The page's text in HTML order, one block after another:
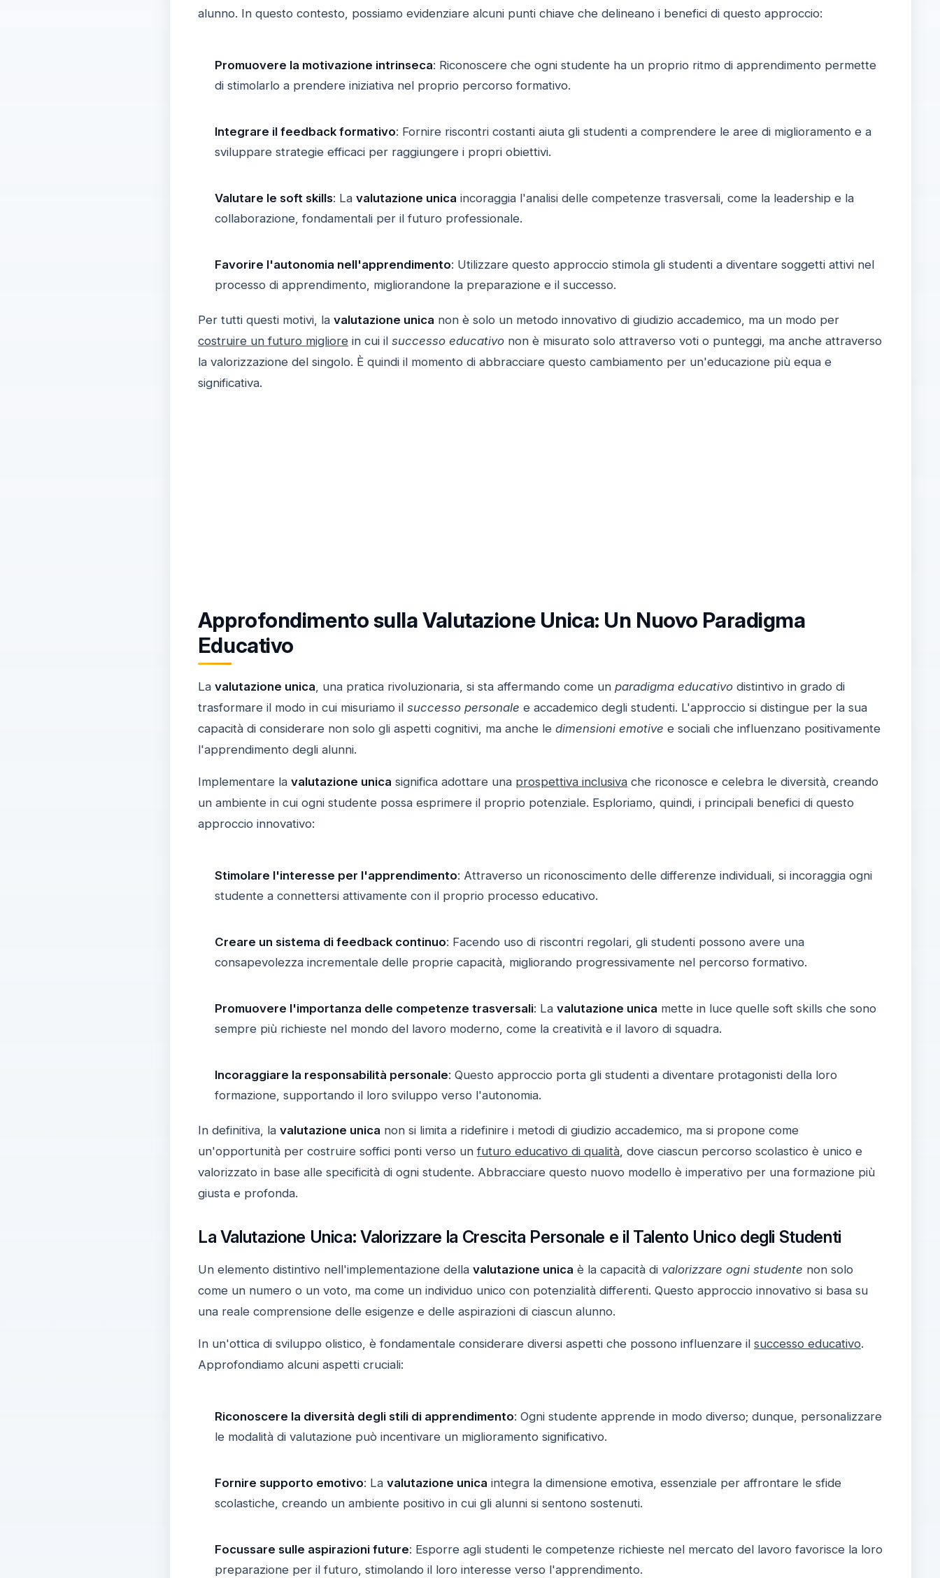
alunno. In questo contesto, possiamo evidenziare alcuni punti chiave che delineano i benefici di questo approccio:
Promuovere la motivazione intrinseca: Riconoscere che ogni studente ha un proprio ritmo di apprendimento permette
di stimolarlo a prendere iniziativa nel proprio percorso formativo.
Integrare il feedback formativo: Fornire riscontri costanti aiuta gli studenti a comprendere le aree di miglioramento e a
sviluppare strategie efficaci per raggiungere i propri obiettivi.
Valutare le soft skills: La valutazione unica incoraggia l'analisi delle competenze trasversali, come la leadership e la
collaborazione, fondamentali per il futuro professionale.
Favorire l'autonomia nell'apprendimento: Utilizzare questo approccio stimola gli studenti a diventare soggetti attivi nel
processo di apprendimento, migliorandone la preparazione e il successo.
Per tutti questi motivi, la valutazione unica non è solo un metodo innovativo di giudizio accademico, ma un modo per
costruire un futuro migliorein cui il successo educativonon è misurato solo attraverso voti o punteggi, ma anche attraverso
la valorizzazione del singolo. È quindi il momento di abbracciare questo cambiamento per un'educazione più equa e
significativa.
Approfondimento sulla Valutazione Unica: Un Nuovo Paradigma
Educativo
La valutazione unica , una pratica rivoluzionaria, si sta affermando come un paradigma educativodistintivo in grado di
trasformare il modo in cui misuriamo il successo personale e accademico degli studenti. L'approccio si distingue per la sua
capacità di considerare non solo gli aspetti cognitivi, ma anche le dimensioni emotive e sociali che influenzano positivamente
l'apprendimento degli alunni.
Implementare la valutazione unica significa adottare una prospettiva inclusivache riconosce e celebra le diversità, creando
un ambiente in cui ogni studente possa esprimere il proprio potenziale. Esploriamo, quindi, i principali benefici di questo
approccio innovativo:
Stimolare l'interesse per l'apprendimento: Attraverso un riconoscimento delle differenze individuali, si incoraggia ogni
studente a connettersi attivamente con il proprio processo educativo.
Creare un sistema di feedback continuo: Facendo uso di riscontri regolari, gli studenti possono avere una
consapevolezza incrementale delle proprie capacità, migliorando progressivamente nel percorso formativo.
Promuovere l'importanza delle competenze trasversali: La valutazione unica mette in luce quelle soft skills che sono
sempre più richieste nel mondo del lavoro moderno, come la creatività e il lavoro di squadra.
Incoraggiare la responsabilità personale: Questo approccio porta gli studenti a diventare protagonisti della loro
formazione, supportando il loro sviluppo verso l'autonomia.
In definitiva, la valutazione unica non si limita a ridefinire i metodi di giudizio accademico, ma si propone come
un'opportunità per costruire soffici ponti verso un futuro educativo di qualità, dove ciascun percorso scolastico è unico e
valorizzato in base alle specificità di ogni studente. Abbracciare questo nuovo modello è imperativo per una formazione più
giusta e profonda.
La Valutazione Unica: Valorizzare la Crescita Personale e il Talento Unico degli Studenti
Un elemento distintivo nell'implementazione della valutazione unica è la capacità di valorizzare ogni studente non solo
come un numero o un voto, ma come un individuo unico con potenzialità differenti. Questo approccio innovativo si basa su
una reale comprensione delle esigenze e delle aspirazioni di ciascun alunno.
In un'ottica di sviluppo olistico, è fondamentale considerare diversi aspetti che possono influenzare il successo educativo.
Approfondiamo alcuni aspetti cruciali:
Riconoscere la diversità degli stili di apprendimento: Ogni studente apprende in modo diverso; dunque, personalizzare
le modalità di valutazione può incentivare un miglioramento significativo.
Fornire supporto emotivo: La valutazione unica integra la dimensione emotiva, essenziale per affrontare le sfide
scolastiche, creando un ambiente positivo in cui gli alunni si sentono sostenuti.
Focussare sulle aspirazioni future: Esporre agli studenti le competenze richieste nel mercato del lavoro favorisce la loro
preparazione per il futuro, stimolando il loro interesse verso l'apprendimento.